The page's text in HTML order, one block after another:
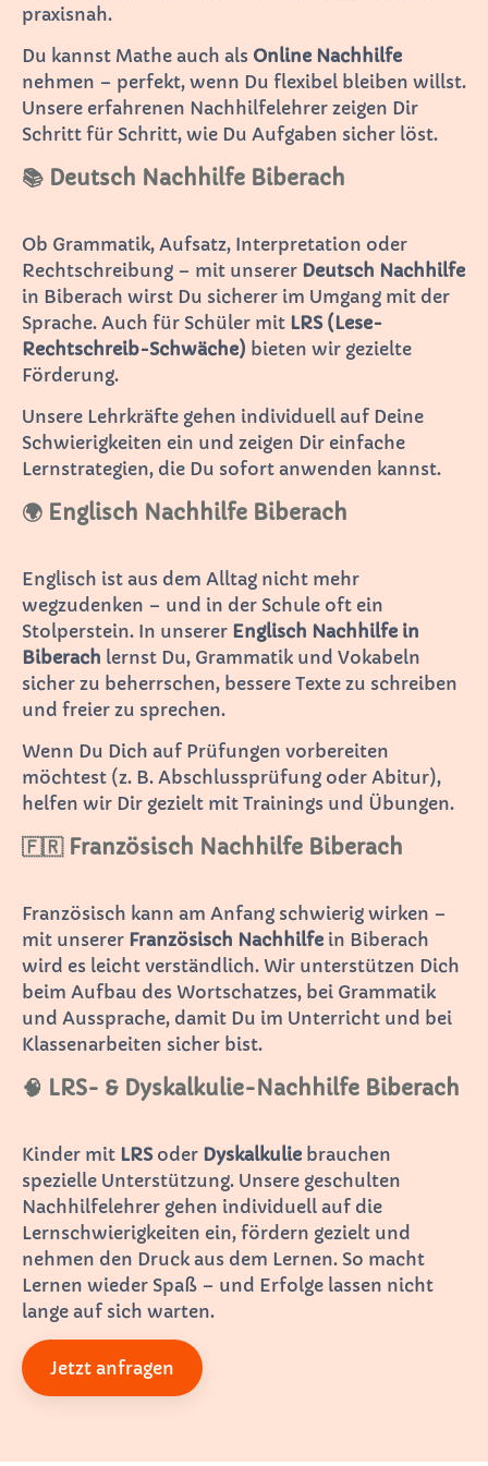
praxisnah.
Du kannst Mathe auch als Online Nachhilfe
nehmen – perfekt, wenn Du flexibel bleiben willst.
Unsere erfahrenen Nachhilfelehrer zeigen Dir
Schritt für Schritt, wie Du Aufgaben sicher löst.
📚 Deutsch Nachhilfe Biberach
Ob Grammatik, Aufsatz, Interpretation oder
Rechtschreibung – mit unserer Deutsch Nachhilfe
in Biberach wirst Du sicherer im Umgang mit der
Sprache. Auch für Schüler mit LRS (Lese-
Rechtschreib-Schwäche) bieten wir gezielte
Förderung.
Unsere Lehrkräfte gehen individuell auf Deine
Schwierigkeiten ein und zeigen Dir einfache
Lernstrategien, die Du sofort anwenden kannst.
🌍 Englisch Nachhilfe Biberach
Englisch ist aus dem Alltag nicht mehr
wegzudenken – und in der Schule oft ein
Stolperstein. In unserer Englisch Nachhilfe in
Biberach lernst Du, Grammatik und Vokabeln
sicher zu beherrschen, bessere Texte zu schreiben
und freier zu sprechen.
Wenn Du Dich auf Prüfungen vorbereiten
möchtest (z. B. Abschlussprüfung oder Abitur),
helfen wir Dir gezielt mit Trainings und Übungen.
🇫🇷 Französisch Nachhilfe Biberach
Französisch kann am Anfang schwierig wirken –
mit unserer Französisch Nachhilfe in Biberach
wird es leicht verständlich. Wir unterstützen Dich
beim Aufbau des Wortschatzes, bei Grammatik
und Aussprache, damit Du im Unterricht und bei
Klassenarbeiten sicher bist.
🧠 LRS- & Dyskalkulie-Nachhilfe Biberach
Kinder mit LRSoder Dyskalkulie brauchen
spezielle Unterstützung. Unsere geschulten
Nachhilfelehrer gehen individuell auf die
Lernschwierigkeiten ein, fördern gezielt und
nehmen den Druck aus dem Lernen. So macht
Lernen wieder Spaß – und Erfolge lassen nicht
lange auf sich warten.
Jetzt anfragen